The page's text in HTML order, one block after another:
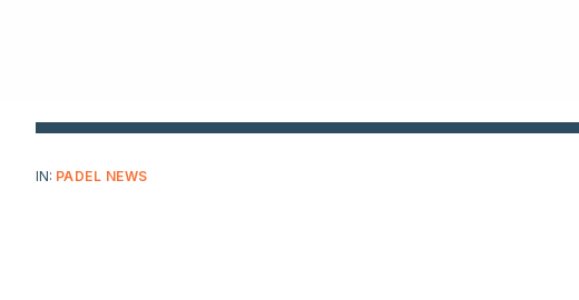
IN: PADEL NEWS